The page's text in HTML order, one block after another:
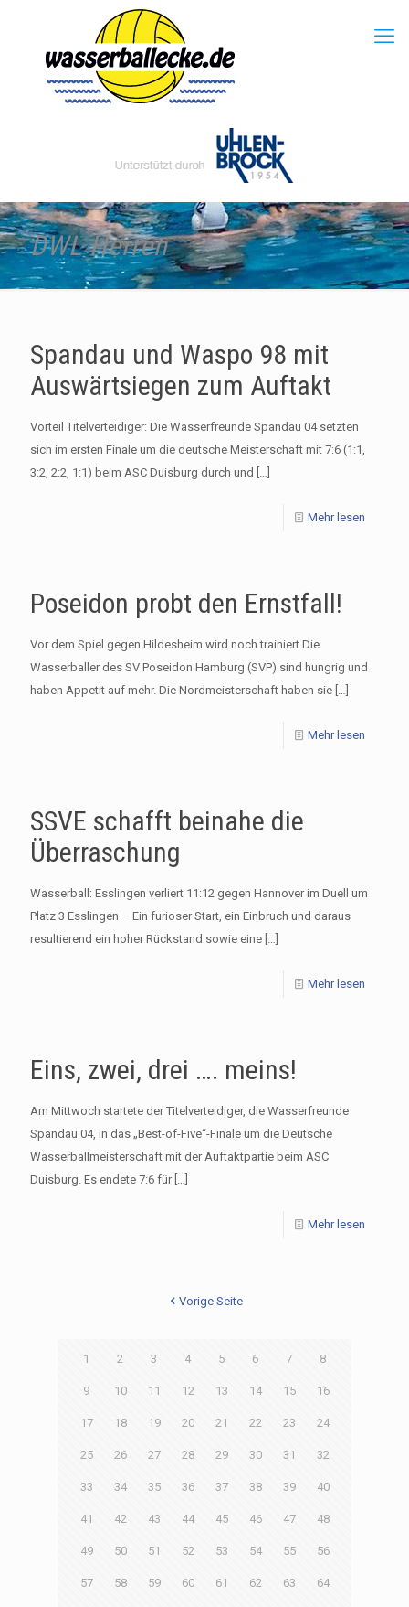
DWL Herren
Spandau und Waspo 98 mit
Auswärtsiegen zum Auftakt
Vorteil Titelverteidiger: Die Wasserfreunde Spandau 04 setzten
sich im ersten Finale um die deutsche Meisterschaft mit 7:6 (1:1,
3:2, 2:2, 1:1) beim ASC Duisburg durch und […]
Mehr lesen
Poseidon probt den Ernstfall!
Vor dem Spiel gegen Hildesheim wird noch trainiert Die
Wasserballer des SV Poseidon Hamburg (SVP) sind hungrig und
haben Appetit auf mehr. Die Nordmeisterschaft haben sie […]
Mehr lesen
SSVE schafft beinahe die
Überraschung
Wasserball: Esslingen verliert 11:12 gegen Hannover im Duell um
Platz 3 Esslingen – Ein furioser Start, ein Einbruch und daraus
resultierend ein hoher Rückstand sowie eine […]
Mehr lesen
Eins, zwei, drei …. meins!
Am Mittwoch startete der Titelverteidiger, die Wasserfreunde
Spandau 04, in das „Best-of-Five“-Finale um die Deutsche
Wasserballmeisterschaft mit der Auftaktpartie beim ASC
Duisburg. Es endete 7:6 für[…]
Mehr lesen
Vorige Seite
1 2 3 4 5 6 7 8
9 10 11 12 13 14 15 16
17 18 19 20 21 22 23 24
25 26 27 28 29 30 31 32
33 34 35 36 37 38 39 40
41 42 43 44 45 46 47 48
49 50 51 52 53 54 55 56
57 58 59 60 61 62 63 64